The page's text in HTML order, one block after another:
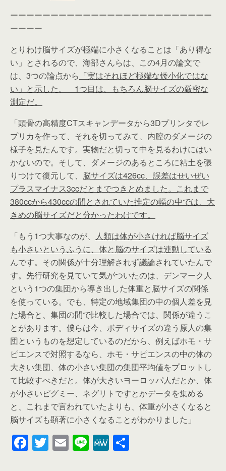
ーーーーーーーーーーーーーーーーーーーーーーーーー
ーーーー
とりわけ脳サイズが極端に小さくなることは「あり得な
い」とされるので、海部さんらは、この4月の論文で
は、3つの論点から 「実はそれほど極端な矮小化ではな
い」と示した。 1つ目は、もちろん脳サイズの厳密な
測定だ。
「頭骨の高精度CTスキャンデータから3Dプリンタでレ
プリカを作って、それを切ってみて、内腔のダメージの
様子を見たんです。実物だと切って中を見るわけにはい
かないので。そして、ダメージのあるところに粘土を張
りつけて復元して、 脳サイズは426cc、誤差はせいぜい
プラスマイナス3ccだとまでつきとめました。これまで
380ccから430ccの間とされていた推定の幅の中では、大
きめの脳サイズだと分かったわけです。
「もう1つ大事なのが、 人類は体が小さければ脳サイズ
も小さいというふうに、体と脳のサイズは連動している
んです。その関係が十分理解されず議論されていたんで
す。先行研究を見ていて気がついたのは、デンマーク人
という1つの集団から導き出した体重と脳サイズの関係
を使っている。でも、特定の地域集団の中の個人差を見
た場合と、集団の間で比較した場合では、関係が違うこ
とがあります。僕らは今、ボディサイズの違う原人の集
団というものを想定しているのだから、例えばホモ・サ
ピエンスで対照するなら、ホモ・サピエンスの中の体の
大きい集団、体の小さい集団の集団平均値をプロットし
て比較すべきだと。体が大きいヨーロッパ人だとか、体
が小さいピグミー、ネグリトですとかデータを集める
と、これまで言われていたよりも、体重が小さくなると
脳サイズも顕著に小さくなることがわかりました」
F
a
T
wi
E
m
Li
n
M
e